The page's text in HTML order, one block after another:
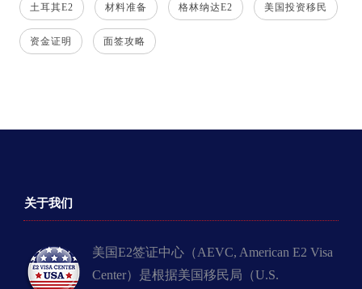
土耳其E2 材料准备 格林纳达E2 美国投资移民
资金证明 面签攻略
关于我们
美国E2签证中心（AEVC, American E2 Visa
Center）是根据美国移民局（U.S.